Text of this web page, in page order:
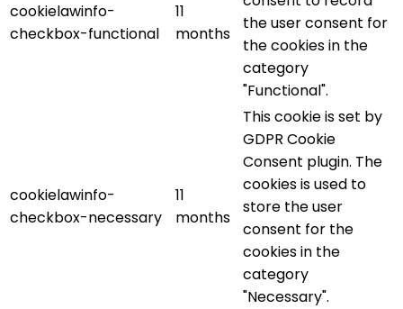
cookielawinfo-
checkbox-functional
11
months
the user consent for
the cookies in the
category
"Functional".
cookielawinfo-
checkbox-necessary
11
months
This cookie is set by
GDPR Cookie
Consent plugin. The
cookies is used to
store the user
consent for the
cookies in the
category
"Necessary".